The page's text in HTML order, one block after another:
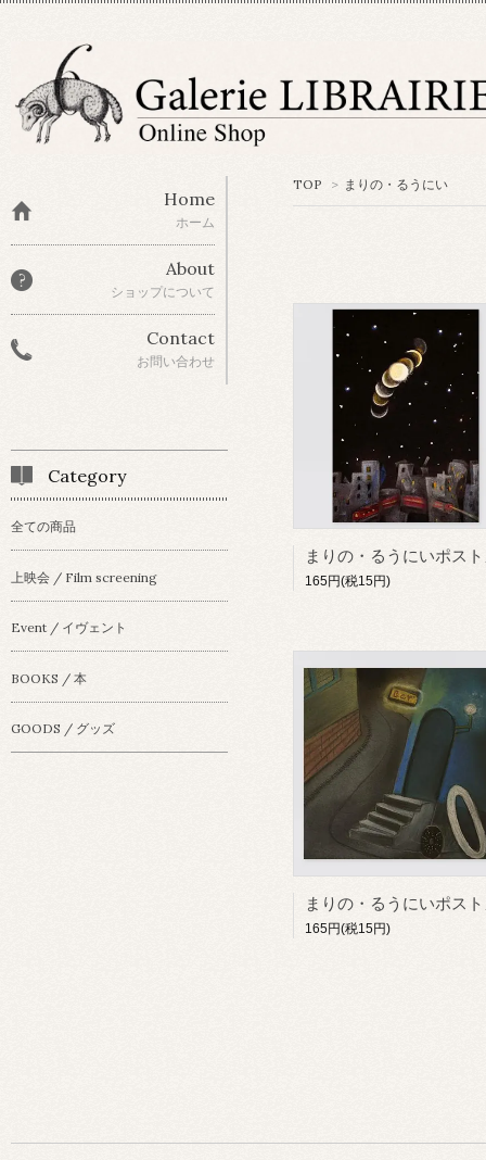
TOP > まりの・るうにい
165円(税15円)
165円(税15円)
Home
ホーム
About
ショップについて
Contact
お問い合わせ
Category
全ての商品
上映会 / Film screening
Event / イヴェント
BOOKS / 本
GOODS / グッズ